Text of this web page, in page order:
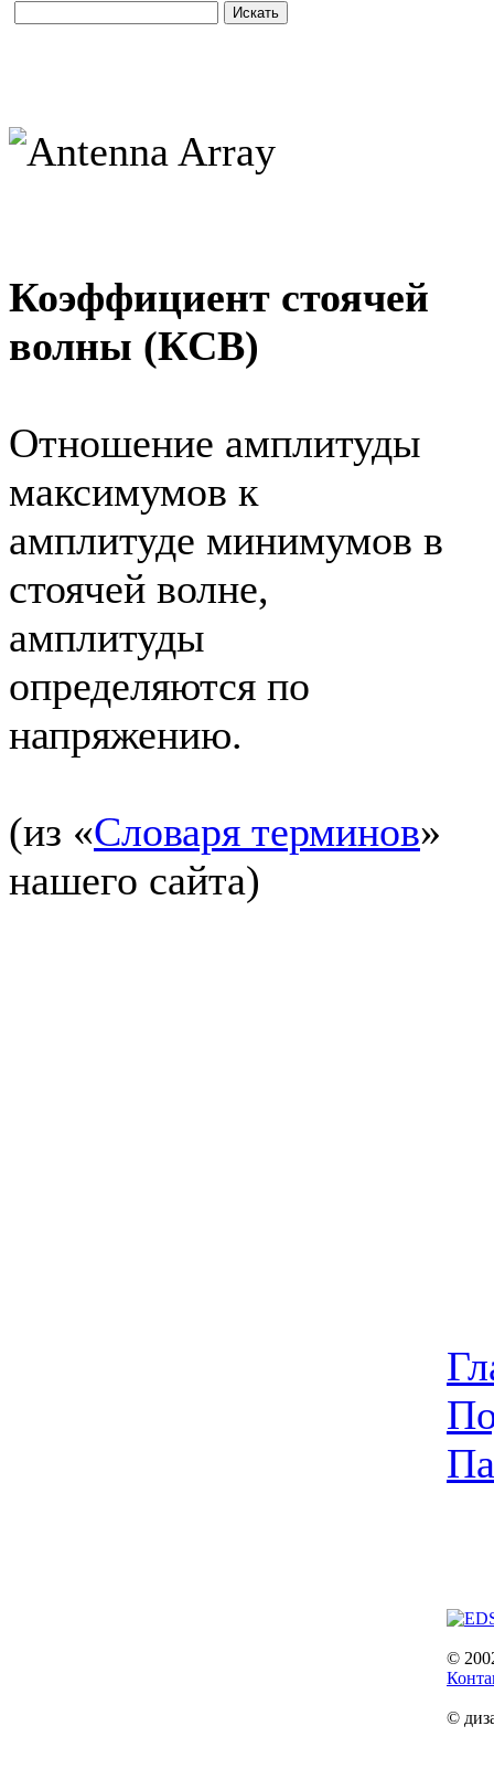
Коэффициент стоячей
волны (КСВ)
Отношение амплитуды
максимумов к
амплитуде минимумов в
стоячей волне,
амплитуды
определяются по
напряжению.
(из «Словаря терминов»
нашего сайта)
©
©